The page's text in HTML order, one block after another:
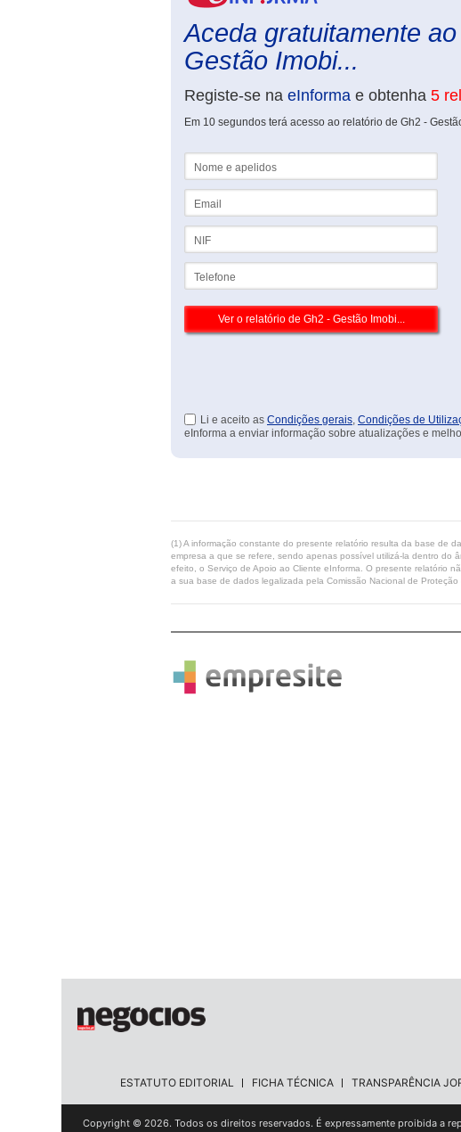
Aceda gratuitamente
Gestão Imobi...
Registe-se na eInforma e obtenha 5
Em 10 segundos terá acesso ao relatório de Gh2 -
Li e aceito as Condições gerais, Condições de
eInforma a enviar informação sobre atualizações e
(1) A informação constante do presente relatório resulta da base de
empresa a que se refere, sendo apenas possível utilizá-la dentro do
efeito, o Serviço de Apoio ao Cliente eInforma. O presente relatório
a sua base de dados legalizada pela Comissão Nacional de